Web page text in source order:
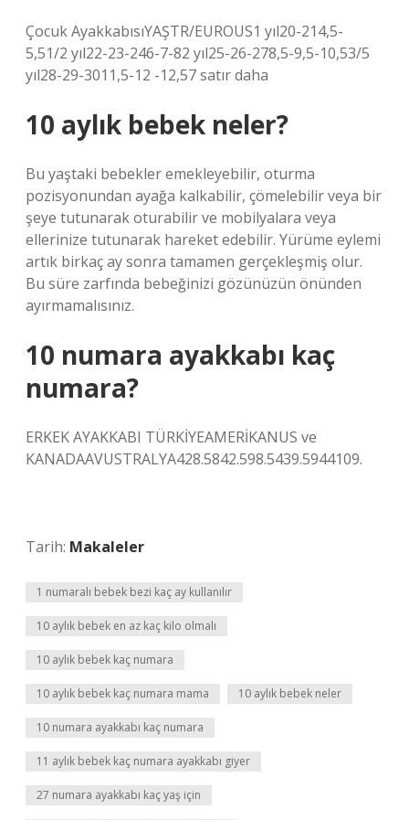
Çocuk AyakkabısıYAŞTR/EUROUS1 yıl20-214,5-
5,51/2 yıl22-23-246-7-82 yıl25-26-278,5-9,5-10,53/5
yıl28-29-3011,5-12 -12,57 satır daha
10 aylık bebek neler?
Bu yaştaki bebekler emekleyebilir, oturma
pozisyonundan ayağa kalkabilir, çömelebilir veya bir
şeye tutunarak oturabilir ve mobilyalara veya
ellerinize tutunarak hareket edebilir. Yürüme eylemi
artık birkaç ay sonra tamamen gerçekleşmiş olur.
Bu süre zarfında bebeğinizi gözünüzün önünden
ayırmamalısınız.
10 numara ayakkabı kaç
numara?
ERKEK AYAKKABI TÜRKİYEAMERİKANUS ve
KANADAAVUSTRALYA428.5842.598.5439.5944109.
Tarih: Makaleler
1 numaralı bebek bezi kaç ay kullanılır
10 aylık bebek en az kaç kilo olmalı
10 aylık bebek kaç numara
10 aylık bebek kaç numara mama 10 aylık bebek neler
10 numara ayakkabı kaç numara
11 aylık bebek kaç numara ayakkabı giyer
27 numara ayakkabı kaç yaş için